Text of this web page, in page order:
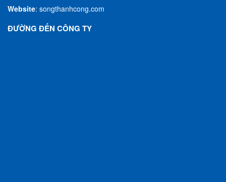
Website: songthanhcong.com
ĐƯỜNG ĐẾN CÔNG TY